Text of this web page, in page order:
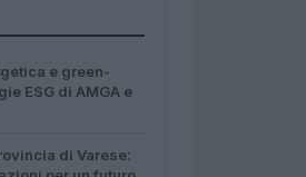
e green-
ESG di AMGA e
di Varese: